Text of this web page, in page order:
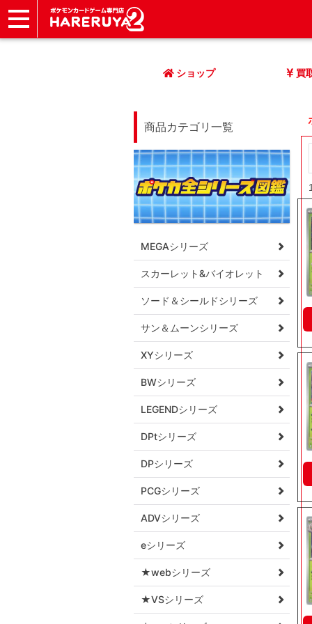
ショップ
買
商品カテゴリ一覧
MEGAシリーズ
スカーレット&バイオレット
ソード＆シールドシリーズ
サン＆ムーンシリーズ
XYシリーズ
BWシリーズ
LEGENDシリーズ
DPtシリーズ
DPシリーズ
PCGシリーズ
ADVシリーズ
eシリーズ
★webシリーズ
★VSシリーズ